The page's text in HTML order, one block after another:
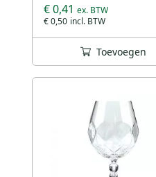
€ 0,50
€ 0,41
Toevoegen